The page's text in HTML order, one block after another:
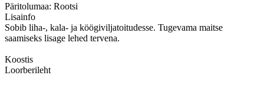
Päritolumaa: Rootsi
Lisainfo
Sobib liha-, kala- ja köögiviljatoitudesse. Tugevama maitse
saamiseks lisage lehed tervena.
Koostis
Loorberileht